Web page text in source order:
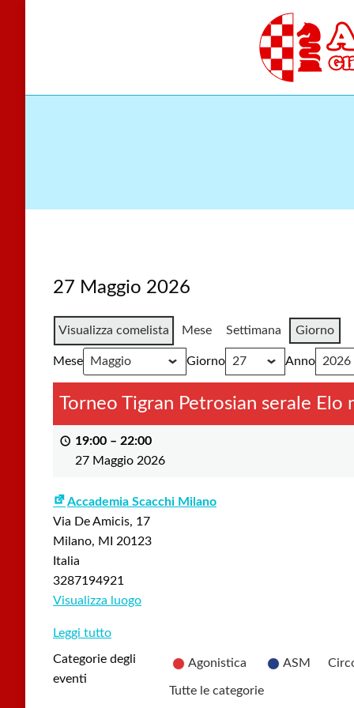
Gli scacchi nel
27 Maggio 2026
Visualizza come lista Mese Settimana Giorno
Mese Giorno Anno
Torneo Tigran Petrosian serale Elo
19:00 – 22:00
27 Maggio 2026
Accademia Scacchi Milano
Via De Amicis, 17
Milano, MI
20123
Italia
3287194921
Visualizza luogo
Leggi tutto
Categorie degli
eventi
Agonistica ASM
Tutte le categorie